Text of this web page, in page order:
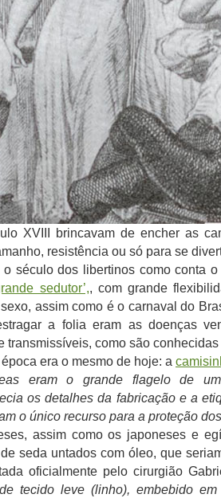
XVIII brincavam de encher as
resistência ou só para se
o século dos libertinos como conta
sedutor’,, com grande
assim como é o carnaval do
a folia eram as doenças
transmissíveis, como são
era o mesmo de hoje: a
eram o grande flagelo de
os detalhes da fabricação e a
o único recurso para a proteção
assim como os japoneses e
seda untados com óleo, que
oficialmente pelo cirurgião
tecido leve (linho), embebido